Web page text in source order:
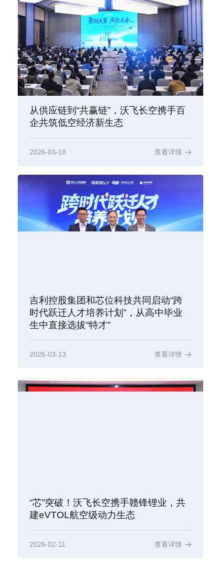
从供应链到“共赢链”，沃飞长空携手百
企共筑低空经济新生态
2026-03-18 查看详情
吉利控股集团和芯位科技共同启动“跨
时代跃迁人才培养计划”，从高中毕业
生中直接选拔“特才”
2026-03-13 查看详情
“芯”突破！沃飞长空携手赣锋锂业，共
建eVTOL航空级动力生态
2026-02-11 查看详情